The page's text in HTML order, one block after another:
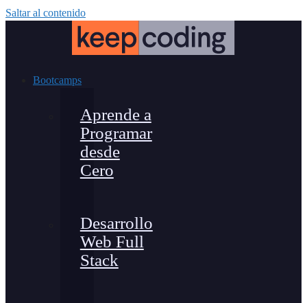
Saltar al contenido
Bootcamps
Aprende a
Programar
desde
Cero
Desarrollo
Web Full
Stack